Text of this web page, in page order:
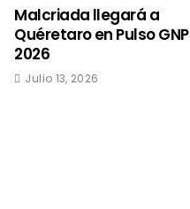
Malcriada llegará a
Quéretaro en Pulso GNP
2026
Julio 13, 2026